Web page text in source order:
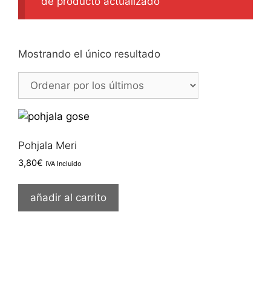
Mostrando el único resultado
Pohjala Meri
3,80€ IVA Incluido
añadir al carrito